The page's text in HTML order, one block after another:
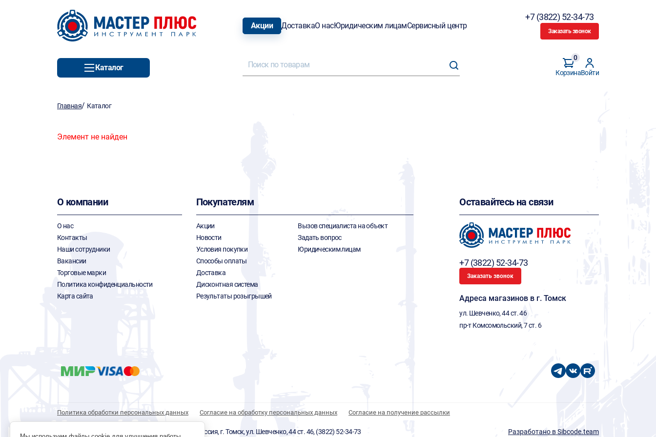
Акции ДоставкаО насЮридическим лицамСервисный центр
+7 (3822) 52-34-73
Заказать звонок
Каталог
Корзина
0
Войти
Главная/ Каталог
Элемент не найден
О компании
О нас
Контакты
Наши сотрудники
Вакансии
Торговые марки
Политика конфиденциальности
Карта сайта
Покупателям
Акции
Новости
Условия покупки
Способы оплаты
Доставка
Дисконтная система
Результаты розыгрышей
Вызов специалиста на объект
Задать вопрос
Юридическим лицам
Оставайтесь на связи
+7 (3822) 52-34-73
Заказать звонок
Адреса магазинов в г. Томск
ул. Шевченко, 44 ст. 46
пр-т Комсомольский, 7 ст. 6
Политика обработки персональных данных Согласие на обработку персональных данных Согласие на получение рассылки
© 1996 - 2026 инструмент парк «Мастер Плюс» Россия, г. Томск, ул. Шевченко, 44 ст. 46, (3822) 52-34-73 Разработано в Sibcode.team